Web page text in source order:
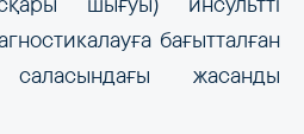
бағытталған
саласындағы жасанды